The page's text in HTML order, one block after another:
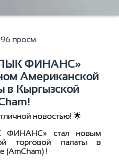
просм.
ФИНАНС»
Американской
в Кыргызской
новостью! 🌟
стал новым
торговой палаты в
(AmCham) !